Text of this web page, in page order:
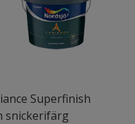
Superfinish
snickerifärg